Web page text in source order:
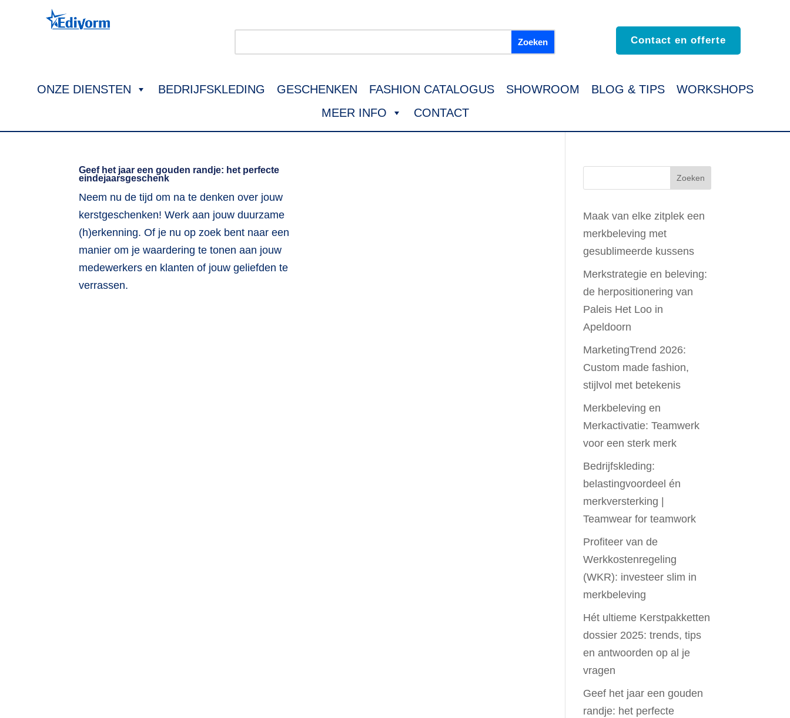
Contact en offerte
ONZE DIENSTEN BEDRIJFSKLEDING GESCHENKEN FASHION CATALOGUS SHOWROOM BLOG & TIPS
WORKSHOPS
MEER INFO
CONTACT
Geef het jaar een gouden randje: het perfecte
eindejaarsgeschenk
Neem nu de tijd om na te denken over jouw
kerstgeschenken! Werk aan jouw duurzame
(h)erkenning. Of je nu op zoek bent naar een
manier om je waardering te tonen aan jouw
medewerkers en klanten of jouw geliefden te
verrassen.
Maak van elke zitplek een
merkbeleving met
gesublimeerde kussens
Merkstrategie en beleving:
de herpositionering van
Paleis Het Loo in
Apeldoorn
MarketingTrend 2026:
Custom made fashion,
stijlvol met betekenis
Merkbeleving en
Merkactivatie: Teamwerk
voor een sterk merk
Bedrijfskleding:
belastingvoordeel én
merkversterking |
Teamwear for teamwork
Profiteer van de
Werkkostenregeling
(WKR): investeer slim in
merkbeleving
Hét ultieme Kerstpakketten
dossier 2025: trends, tips
en antwoorden op al je
vragen
Geef het jaar een gouden
randje: het perfecte